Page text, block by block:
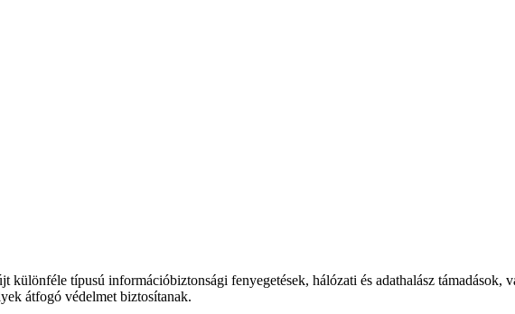
különféle típusú információbiztonsági fenyegetések, hálózati és adathalász
átfogó védelmet biztosítanak.